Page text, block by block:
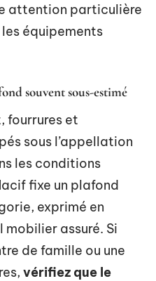
attention particulière
équipements
souvent sous-estimé
fourrures et
sous l’appellation
les conditions
fixe un plafond
exprimé en
assuré. Si
de famille ou une
vérifiez que le